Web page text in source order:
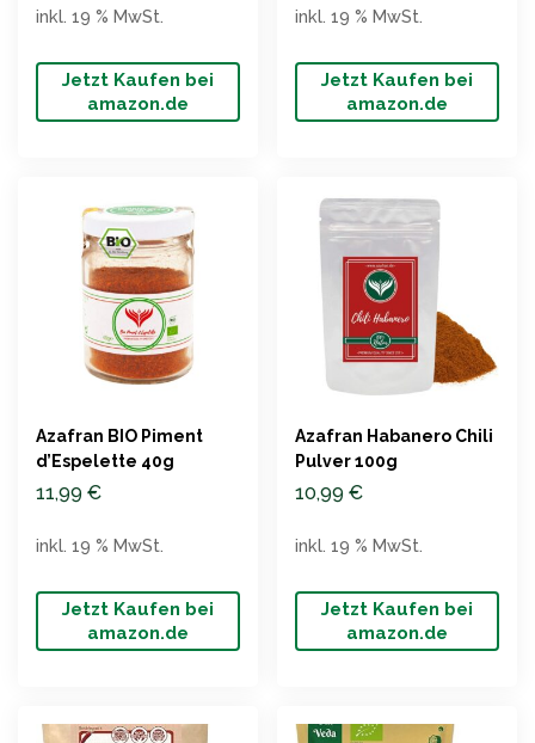
Jetzt Kaufen bei
amazon.de
inkl. 19 % MwSt.
Jetzt Kaufen bei
amazon.de
inkl. 19 % MwSt.
Azafran BIO Piment
d’Espelette 40g
11,99 €
Jetzt Kaufen bei
amazon.de
inkl. 19 % MwSt.
Azafran Habanero Chili
Pulver 100g
10,99 €
Jetzt Kaufen bei
amazon.de
inkl. 19 % MwSt.